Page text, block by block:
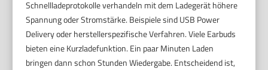
Schnellladeprotokolle verhandeln mit dem Ladegerät höhere
Spannung oder Stromstärke. Beispiele sind USB Power
Delivery oder herstellerspezifische Verfahren. Viele Earbuds
bieten eine Kurzladefunktion. Ein paar Minuten Laden
bringen dann schon Stunden Wiedergabe. Entscheidend ist,